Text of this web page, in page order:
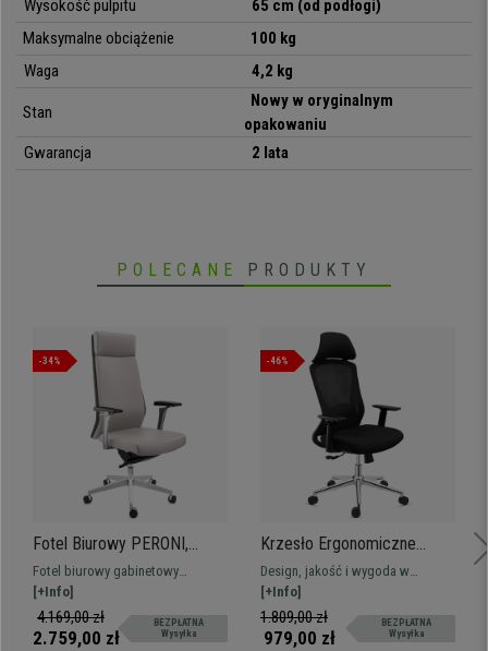
• Bardzo praktyczne i do wielu zastosowań
Wysokość pulpitu
65 cm (od podłogi)
Maksymalne obciążenie
100 kg
Waga
4,2 kg
Stan
Nowy w oryginalnym
opakowaniu
Gwarancja
2 lata
POLECANE PRODUKTY
-34%
Fotel Biurowy PERONI,
Elegancja i Wygoda, Do
Pracy 8h Dziennie, Wysoka
Jakość, Skóra, Szary
Fotel biurowy gabinetowy
wysokiej jakości, ergonomiczny
design. Elegancki i ekskluzywny
projekt. Satysfakcja
[+Info]
4.169,00 zł
2.759,00 zł
BEZPŁATNA
Wysyłka
-46%
Krzesło Ergonomiczne
RIVER, Zagłówek, Wygodne
i Stylowe, Intensywne
Użytkowanie 8h, Czarne
Design, jakość i wygoda w
najlepszej cenie! Z podparciem
lędźwiowym i dostosowana do
intensywnego użytku, wysyłka
[+Info]
1.809,00 zł
979,00 zł
BEZPŁATNA
Wysyłka